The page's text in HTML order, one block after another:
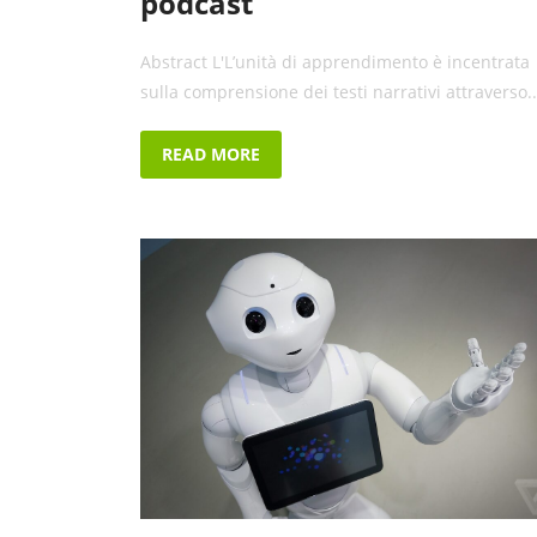
Abstract L'L’unità di apprendimento è incentrata
sulla comprensione dei testi narrativi
READ MORE